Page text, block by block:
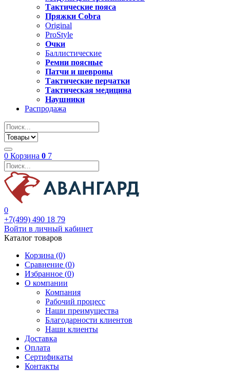
Тактические пояса
Пряжки Cobra
Original
ProStyle
Очки
Баллистические
Ремни поясные
Патчи и шевроны
Тактические перчатки
Тактическая медицина
Наушники
Распродажа
0 Корзина 0 7
0
+7(499) 490 18 79
Войти в личный кабинет
Каталог товаров
Корзина (0)
Сравнение (0)
Избранное (0)
О компании
Компания
Рабочий процесс
Наши преимущества
Благодарности клиентов
Наши клиенты
Доставка
Оплата
Сертификаты
Контакты